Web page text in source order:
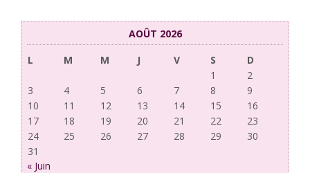
AOÛT 2026
L
M M J V S
D
1
2
3
4 5 6 7 8
9
10
11 12 13 14 15
16
17
18 19 20 21 22
23
24
25 26 27 28 29
30
31
« Juin